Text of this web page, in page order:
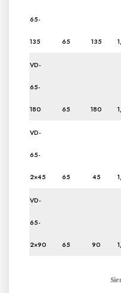
65-
135 65 135
VD-
65-
180 65 180
VD-
65-
2×45 65 45
VD-
65-
2×90 65 90